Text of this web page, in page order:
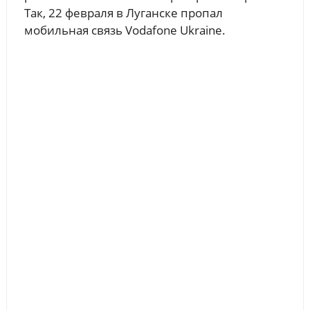
Так, 22 февраля в Луганске пропал
мобильная связь Vodafone Ukraine.